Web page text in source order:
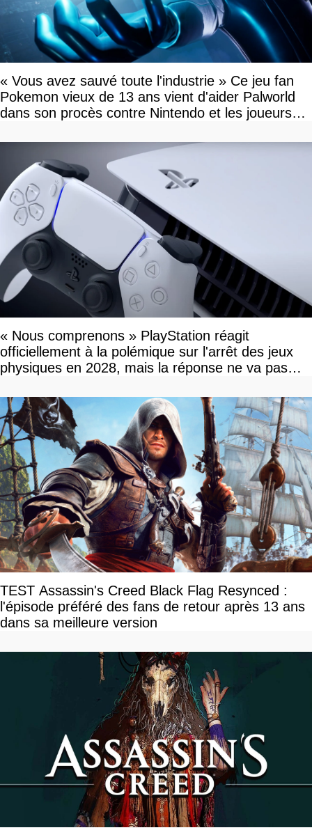
« Vous avez sauvé toute l'industrie » Ce jeu fan
Pokemon vieux de 13 ans vient d'aider Palworld
dans son procès contre Nintendo et les joueurs
« Nous comprenons » PlayStation réagit
officiellement à la polémique sur l'arrêt des jeux
physiques en 2028, mais la réponse ne va pas
TEST Assassin's Creed Black Flag Resynced :
l'épisode préféré des fans de retour après 13 ans
dans sa meilleure version